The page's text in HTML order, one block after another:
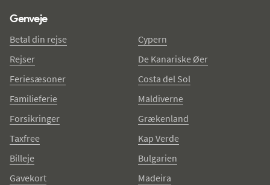
Genveje
Betal din rejse
Rejser
Feriesæsoner
Familieferie
Forsikringer
Taxfree
Billeje
Gavekort
Cypern
De Kanariske Øer
Costa del Sol
Maldiverne
Grækenland
Kap Verde
Bulgarien
Madeira